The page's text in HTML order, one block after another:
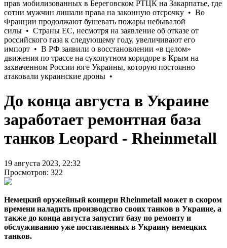
До конца августа в Украине
заработает ремонтная база
танков Leopard - Rheinmetall
19 августа 2023, 22:32
Просмотров: 322
Немецкий оружейный концерн Rheinmetall может в скором
времени наладить производство своих танков в Украине, а
также до конца августа запустит базу по ремонту и
обслуживанию уже поставленных в Украину немецких
танков.